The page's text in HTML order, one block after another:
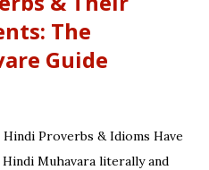
The
Guide
Proverbs & Idioms Have
Muhavara literally and